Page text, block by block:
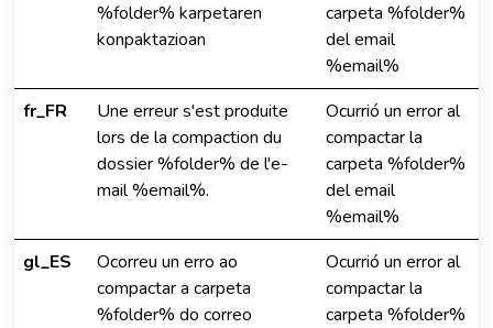
%folder% karpetaren
konpaktazioan
carpeta %folder%
del email
%email%
fr_FR
Une erreur s'est produite
lors de la compaction du
dossier %folder% de l'e-
mail %email%.
Ocurrió un error al
compactar la
carpeta %folder%
del email
%email%
gl_ES
Ocorreu un erro ao
compactar a carpeta
%folder% do correo
Ocurrió un error al
compactar la
carpeta %folder%